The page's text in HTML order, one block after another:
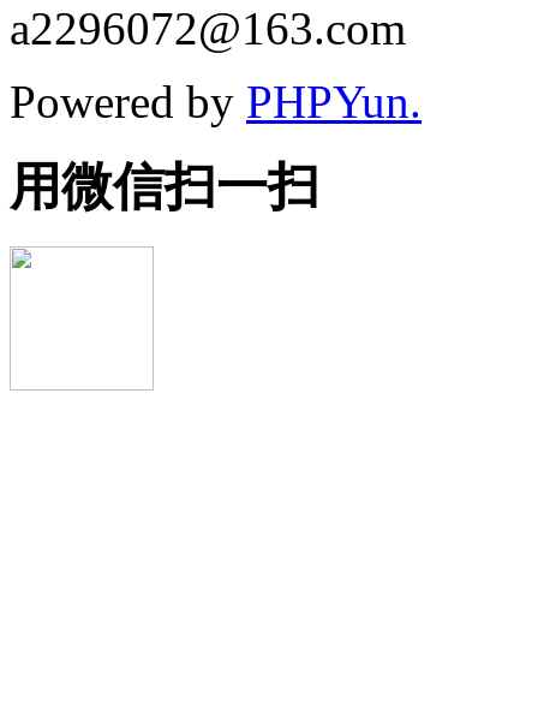
a2296072@163.com
Powered by PHPYun.
用微信扫一扫